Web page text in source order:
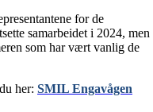
for de
samarbeidet i 2024, men
som har vært vanlig de
her: SMIL Engavågen